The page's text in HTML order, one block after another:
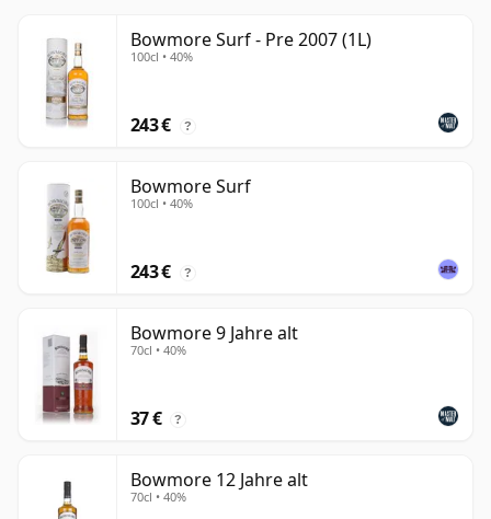
Bowmore Surf - Pre 2007 (1L)
100cl • 40%
243 € ?
Bowmore Surf
100cl • 40%
243 € ?
Bowmore 9 Jahre alt
70cl • 40%
37 € ?
Bowmore 12 Jahre alt
70cl • 40%